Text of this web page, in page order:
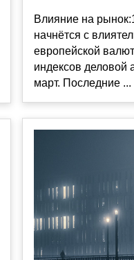
Влияние на
начнётся с
европейской
индексов деловой
март. Последние ...